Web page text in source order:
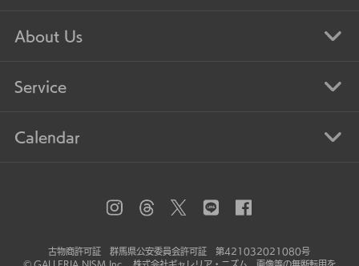
About Us
Service
Calendar
古物商許可証 群馬県公安委員会許可証 第421032021080号
© GALLERIA NISM Inc. 株式会社ギャレリア・ニズム 画像等の無断転用を